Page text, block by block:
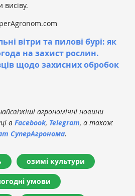
висіву.
вітри та пилові бурі: як
на захист рослин.
щодо захисних обробок
агрономічні новини
в Facebook, Telegram, а також
СуперАгронома.
озимі культури
умови